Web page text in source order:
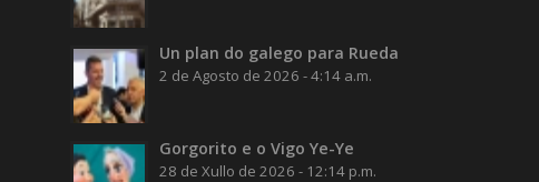
Un plan do galego para Rueda
2 de Agosto de 2026 - 4:14 a.m.
Gorgorito e o Vigo Ye-Ye
28 de Xullo de 2026 - 12:14 p.m.